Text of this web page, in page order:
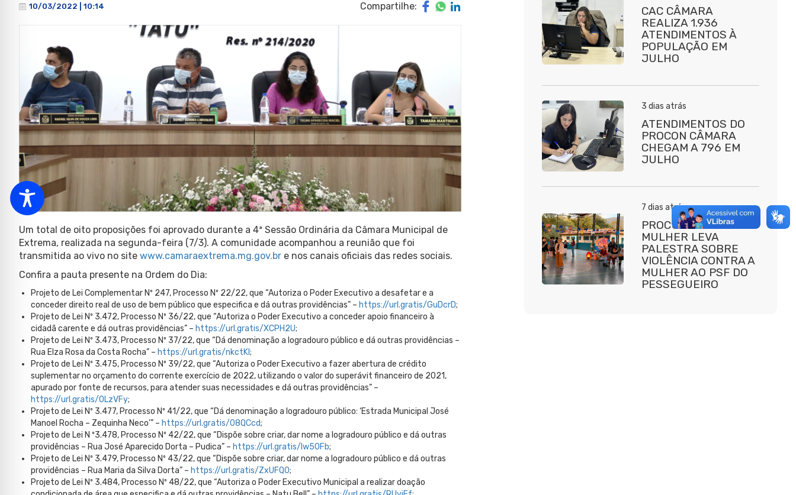
10/03/2022 | 10:14 Compartilhe:
Um total de oito proposições foi aprovado durante a 4ª Sessão Ordinária da Câmara Municipal de
Extrema, realizada na segunda-feira (7/3). A comunidade acompanhou a reunião que foi
transmitida ao vivo no site www.camaraextrema.mg.gov.br e nos canais oficiais das redes sociais.
Confira a pauta presente na Ordem do Dia:
Projeto de Lei Complementar Nº 247, Processo Nº 22/22, que “Autoriza o Poder Executivo a desafetar e a
conceder direito real de uso de bem público que especifica e dá outras providências” – https://url.gratis/GuDcrD;
Projeto de Lei Nº 3.472, Processo Nº 36/22, que “Autoriza o Poder Executivo a conceder apoio financeiro à
cidadã carente e dá outras providências” – https://url.gratis/XCPH2U;
Projeto de Lei Nº 3.473, Processo Nº 37/22, que “Dá denominação a logradouro público e dá outras providências –
Rua Elza Rosa da Costa Rocha” – https://url.gratis/nkctKI;
Projeto de Lei Nº 3.475, Processo Nº 39/22, que “Autoriza o Poder Executivo a fazer abertura de crédito
suplementar no orçamento do corrente exercício de 2022, utilizando o valor do superávit financeiro de 2021,
apurado por fonte de recursos, para atender suas necessidades e dá outras providências” –
https://url.gratis/0LzVFy;
Projeto de Lei Nº 3.477, Processo Nº 41/22, que “Dá denominação a logradouro público: ‘Estrada Municipal José
Manoel Rocha – Zequinha Neco’” – https://url.gratis/08QCcd;
Projeto de Lei N º3.478, Processo Nº 42/22, que “Dispõe sobre criar, dar nome a logradouro público e dá outras
providências – Rua José Aparecido Dorta – Pudica” – https://url.gratis/lw50Fb;
Projeto de Lei Nº 3.479, Processo Nº 43/22, que “Dispõe sobre criar, dar nome a logradouro público e dá outras
providências – Rua Maria da Silva Dorta” – https://url.gratis/ZxUFQ0;
Projeto de Lei Nº 3.484, Processo Nº 48/22, que “Autoriza o Poder Executivo Municipal a realizar doação
CAC CÂMARA
REALIZA 1.936
ATENDIMENTOS À
POPULAÇÃO EM
JULHO
3 dias atrás
ATENDIMENTOS DO
PROCON CÂMARA
CHEGAM A 796 EM
JULHO
7 dias atrás
PROCURADORIA DA
MULHER LEVA
PALESTRA SOBRE
VIOLÊNCIA CONTRA A
MULHER AO PSF DO
PESSEGUEIRO